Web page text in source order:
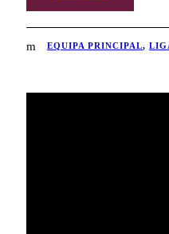
EQUIPA PRINCIPAL,